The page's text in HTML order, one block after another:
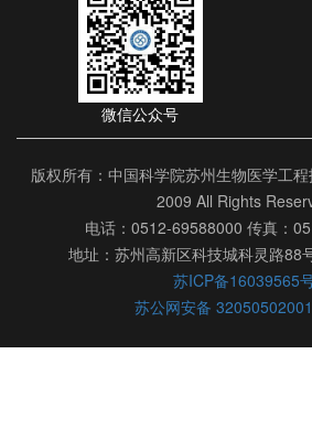
微信公众号
版权所有：中国科学院苏州生物医学工
2009 All Rights
电话：0512-69588000 传真：
地址：苏州高新区科技城科灵路88
苏ICP备16039565
苏公网安备